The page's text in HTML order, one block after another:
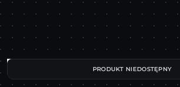
PRODUKT NIEDOSTĘPNY